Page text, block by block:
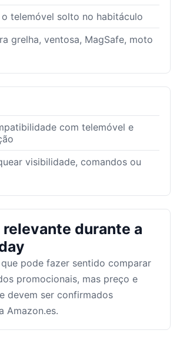
telemóvel solto no habitáculo
grelha, ventosa, MagSafe, moto
com telemóvel e
visibilidade, comandos ou
relevante durante a
pode fazer sentido comparar
promocionais, mas preço e
devem ser confirmados
Amazon.es.